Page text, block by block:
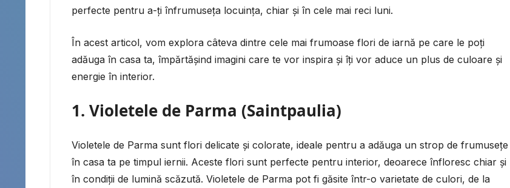
perfecte pentru a-ți înfrumuseța locuința, chiar și în cele mai reci luni.
În acest articol, vom explora câteva dintre cele mai frumoase flori de iarnă pe care le poți
adăuga în casa ta, împărtășind imagini care te vor inspira și îți vor aduce un plus de culoare și
energie în interior.
1. Violetele de Parma (Saintpaulia)
Violetele de Parma sunt flori delicate și colorate, ideale pentru a adăuga un strop de frumusețe
în casa ta pe timpul iernii. Aceste flori sunt perfecte pentru interior, deoarece înfloresc chiar și
în condiții de lumină scăzută. Violetele de Parma pot fi găsite într-o varietate de culori, de la